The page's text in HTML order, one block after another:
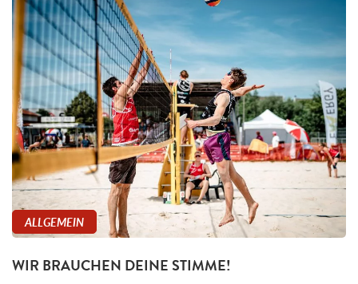
ALLGEMEIN
WIR BRAUCHEN DEINE STIMME!